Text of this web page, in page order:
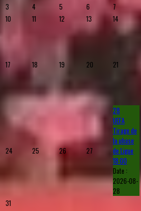
3
4 5 6 7
10
11 12 13 14
17 18 19 20 21
24 25 26 27
28
UEFA
Tirage de
la phase
de Ligue
18:00
Date :
2026-08-
28
31